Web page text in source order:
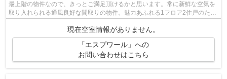
最上階の物件なので、きっとご満足頂けるかと思います。常に新鮮な空気を
取り入れられる通風良好な間取りの物件。魅力あふれる1フロア2住戸のた
現在空室情報がありません。
「エスプワール」への
お問い合わせはこちら